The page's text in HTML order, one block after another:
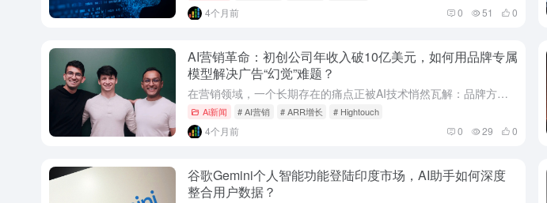
4个月前 0 51 0
AI营销革命：初创公司年收入破10亿美元，如何用品牌专属
模型解决广告“幻觉”难题？
在营销领域，一个长期存在的痛点正被AI技术悄然瓦解：品牌方无需庞大的设计团队，也能批量产出符合品牌调性的高质量广告素材。最新行业动态指出，一家专注于AI营销自动化的初创公司，凭借其独特的品牌专属AI模...
Ai新闻 # AI营销 # ARR增长 # Hightouch
4个月前 0 29 0
谷歌Gemini个人智能功能登陆印度市场，AI助手如何深度
整合用户数据？